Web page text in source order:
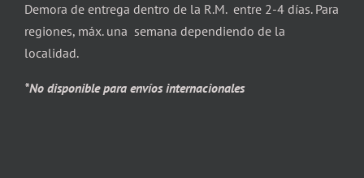
Demora de entrega dentro de la R.M. entre 2-4 días. Para
regiones, máx. una semana dependiendo de la
localidad.
*No disponible para envíos internacionales